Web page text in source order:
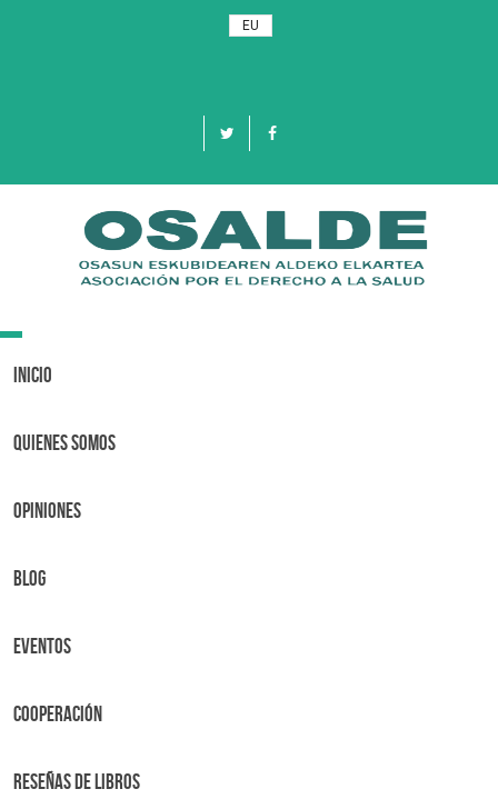
EU
Toggle
Inicio
Quienes Somos
OPINIONES
BLOG
Eventos
Cooperación
Reseñas de libros